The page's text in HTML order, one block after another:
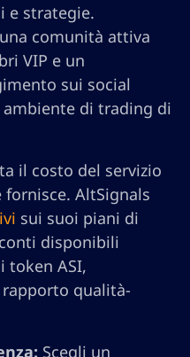
e strategie.
comunità attiva
VIP e un
sui social
di trading di
il costo del servizio
AltSignals
sui suoi piani di
disponibili
token ASI,
qualità-
Scegli un